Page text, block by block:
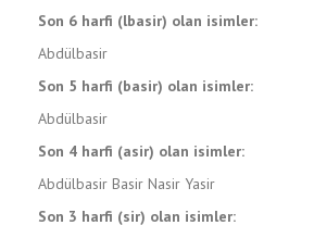
Son 6 harfi (lbasir) olan isimler:
Abdülbasir
Son 5 harfi (basir) olan isimler:
Abdülbasir
Son 4 harfi (asir) olan isimler:
Abdülbasir Basir Nasir Yasir
Son 3 harfi (sir) olan isimler: